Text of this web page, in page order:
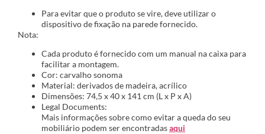
Para evitar que o produto se vire, deve utilizar o
dispositivo de fixação na parede fornecido.
Nota:
Cada produto é fornecido com um manual na caixa para
facilitar a montagem.
Cor: carvalho sonoma
Material: derivados de madeira, acrílico
Dimensões: 74,5 x 40 x 141 cm (L x P x A)
Legal Documents:
Mais informações sobre como evitar a queda do seu
mobiliário podem ser encontradasaqui